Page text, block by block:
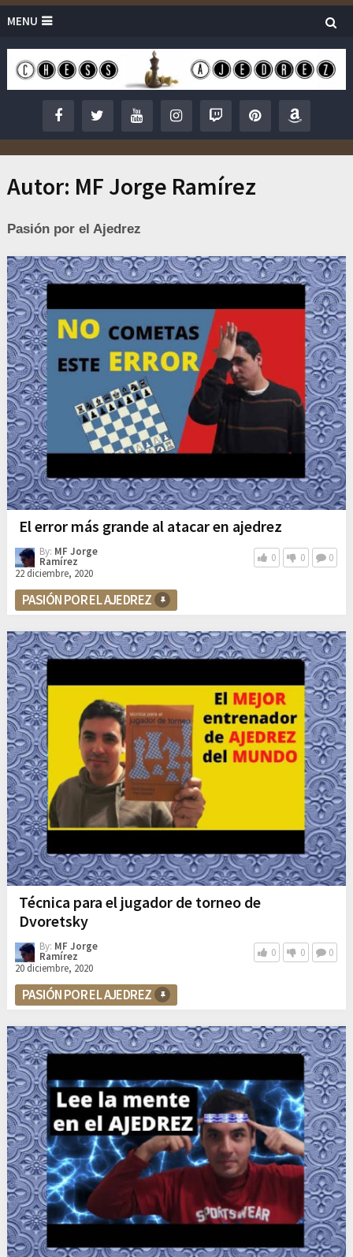
MENU
Autor: MF Jorge Ramírez
Pasión por el Ajedrez
El error más grande al atacar en ajedrez
By: MF Jorge
Ramírez
22 diciembre, 2020
0 0 0
PASIÓN POR EL AJEDREZ
Técnica para el jugador de torneo de
Dvoretsky
By: MF Jorge
Ramírez
20 diciembre, 2020
0 0 0
PASIÓN POR EL AJEDREZ